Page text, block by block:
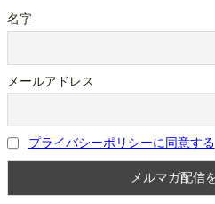
名字
メールアドレス
プライバシーポリシーに同意する